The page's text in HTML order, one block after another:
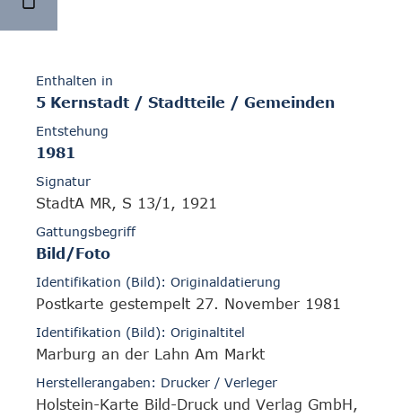
Enthalten in
5 Kernstadt / Stadtteile / Gemeinden
Entstehung
1981
Signatur
StadtA MR, S 13/1, 1921
Gattungsbegriff
Bild/Foto
Identifikation (Bild): Originaldatierung
Postkarte gestempelt 27. November 1981
Identifikation (Bild): Originaltitel
Marburg an der Lahn Am Markt
Herstellerangaben: Drucker / Verleger
Holstein-Karte Bild-Druck und Verlag GmbH,